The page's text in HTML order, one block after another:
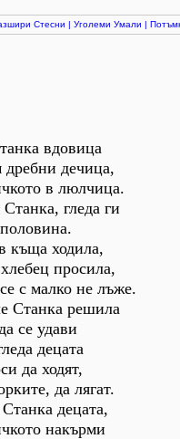
Стесни | Уголеми Умали |
вдовица
дребни дечица,
в люлчица.
гледа ги
къща ходила,
просила,
с малко не лъже.
Станка решила
се удави
децата
да ходят,
да лягат.
децата,
накърми